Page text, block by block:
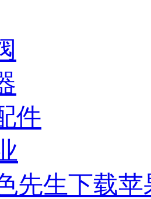
件
先生下载